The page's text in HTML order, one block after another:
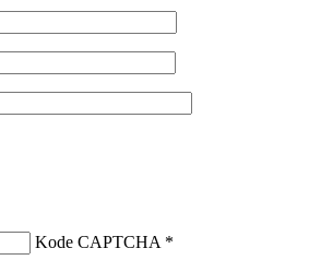
Kode CAPTCHA *